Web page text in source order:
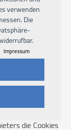
verwenden
Die
Impressum
Media-
ausgelösten
Daher
15ff DGSVO
gegenüber
dass wir
die Social
die Cookies